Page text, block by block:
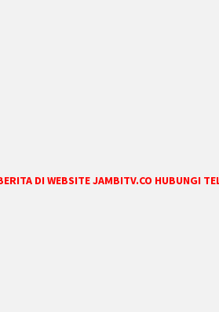
DI WEBSITE JAMBITV.CO HUBUNGI